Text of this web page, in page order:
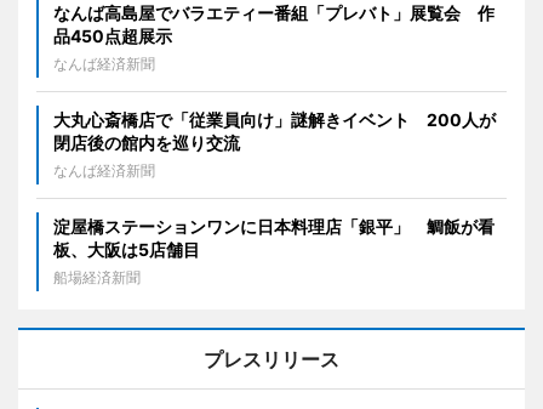
なんば高島屋でバラエティー番組「プレバト」展覧会 作
品450点超展示
なんば経済新聞
大丸心斎橋店で「従業員向け」謎解きイベント 200人が
閉店後の館内を巡り交流
なんば経済新聞
淀屋橋ステーションワンに日本料理店「銀平」 鯛飯が看
板、大阪は5店舗目
船場経済新聞
プレスリリース